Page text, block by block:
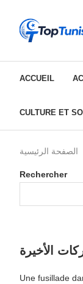
ACCUEIL
CULTURE ET
الصفحة الرئيسية
Rechercher
الأخيرة
Une fusillade